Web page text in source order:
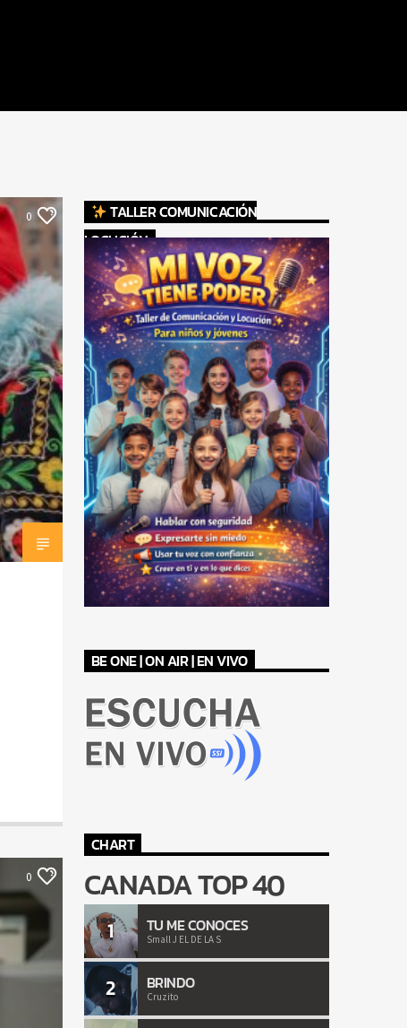
0
0
TALLER COMUNICACIÓN
LOCUCIÓN
BE ONE | ON AIR | EN VIVO
CHART
CANADA TOP 40
1 TU ME CONOCES
Small J EL DE LA S
2 BRINDO
Cruzito